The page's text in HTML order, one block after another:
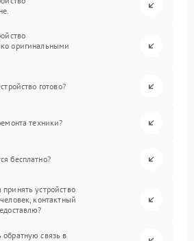
оригинальными
готово?
техники?
бесплатно?
устройство
контактный
связь в